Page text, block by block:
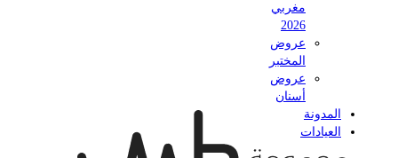
مغربي
2026
عروض
المختبر
عروض
أسنان
المدونة
العيادات